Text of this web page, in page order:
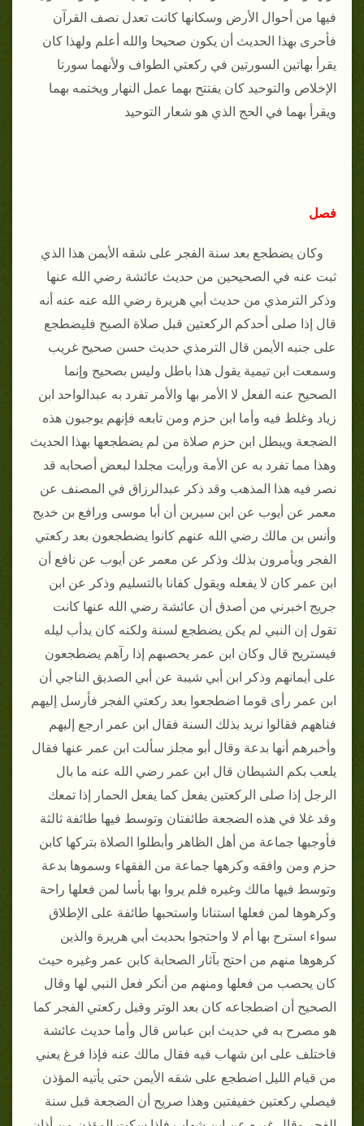
فيها من أحوال الأرض وسكانها كانت تعدل نصف القرآن
فأحرى بهذا الحديث أن يكون صحيحا والله أعلم ولهذا كان
يقرأ بهاتين السورتين في ركعتي الطواف ولأنهما سورتا
الإخلاص والتوحيد كان يفتتح بهما عمل النهار ويختمه بهما
ويقرأ بهما في الحج الذي هو شعار التوحيد
فصل
وكان يضطجع بعد سنة الفجر على شقه الأيمن هذا الذي
ثبت عنه في الصحيحين من حديث عائشة رضي الله عنها
وذكر الترمذي من حديث أبي هريرة رضي الله عنه عنه أنه
قال إذا صلى أحدكم الركعتين قبل صلاة الصبح فليضطجع
على جنبه الأيمن قال الترمذي حديث حسن صحيح غريب
وسمعت ابن تيمية يقول هذا باطل وليس بصحيح وإنما
الصحيح عنه الفعل لا الأمر بها والأمر تفرد به عبدالواحد ابن
زياد وغلط فيه وأما ابن حزم ومن تابعه فإنهم يوجبون هذه
الضجعة ويبطل ابن حزم صلاة من لم يضطجعها بهذا الحديث
وهذا مما تفرد به عن الأمة ورأيت مجلدا لبعض أصحابه قد
نصر فيه هذا المذهب وقد ذكر عبدالرزاق في المصنف عن
معمر عن أيوب عن ابن سيرين أن أبا موسى ورافع بن خديج
وأنس بن مالك رضي الله عنهم كانوا يضطجعون بعد ركعتي
الفجر ويأمرون بذلك وذكر عن معمر عن أيوب عن نافع أن
ابن عمر كان لا يفعله ويقول كفانا بالتسليم وذكر عن ابن
جريج اخبرني من أصدق أن عائشة رضي الله عنها كانت
تقول إن النبي لم يكن يضطجع لسنة ولكنه كان يدأب ليله
فيستريح قال وكان ابن عمر يحصبهم إذا رآهم يضطجعون
على أيمانهم وذكر ابن أبي شيبة عن أبي الصديق الناجي أن
ابن عمر رأى قوما اضطجعوا بعد ركعتي الفجر فأرسل إليهم
فناههم فقالوا نريد بذلك السنة فقال ابن عمر ارجع إليهم
وأخبرهم أنها بدعة وقال أبو مجلز سألت ابن عمر عنها فقال
يلعب بكم الشيطان قال ابن عمر رضي الله عنه ما بال
الرجل إذا صلى الركعتين يفعل كما يفعل الحمار إذا تمعك
وقد غلا في هذه الضجعة طائفتان وتوسط فيها طائفة ثالثة
فأوجبها جماعة من أهل الظاهر وأبطلوا الصلاة بتركها كابن
حزم ومن وافقه وكرهها جماعة من الفقهاء وسموها بدعة
وتوسط فيها مالك وغيره فلم يروا بها بأسا لمن فعلها راحة
وكرهوها لمن فعلها استنانا واستحبها طائفة على الإطلاق
سواء استرح بها أم لا واحتجوا بحديث أبي هريرة والذين
كرهوها منهم من احتج بآثار الصحابة كابن عمر وغيره حيث
كان يحصب من فعلها ومنهم من أنكر فعل النبي لها وقال
الصحيح أن اضطجاعه كان بعد الوتر وقبل ركعتي الفجر كما
هو مصرح به في حديث ابن عباس قال وأما حديث عائشة
فاختلف على ابن شهاب فيه فقال مالك عنه فإذا فرغ يعني
من قيام الليل اضطجع على شقه الأيمن حتى يأتيه المؤذن
فيصلي ركعتين خفيفتين وهذا صريح أن الضجعة قبل سنة